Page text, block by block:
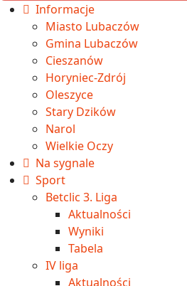
Informacje
Miasto Lubaczów
Gmina Lubaczów
Cieszanów
Horyniec-Zdrój
Oleszyce
Stary Dzików
Narol
Wielkie Oczy
Na sygnale
Sport
Betclic 3. Liga
Aktualności
Wyniki
Tabela
IV liga
Aktualności